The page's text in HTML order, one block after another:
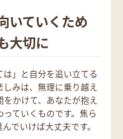
いていくため
大切に
は」と自分を追い立てる
みは、無理に乗り越え
かけて、あなたが抱え
ていくものです。焦ら
でいけば大丈夫です。